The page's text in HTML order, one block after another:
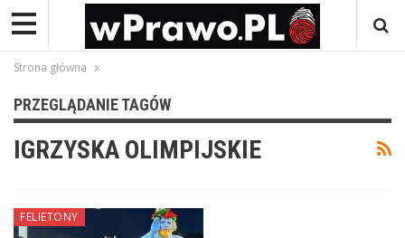
Strona główna
PRZEGLĄDANIE TAGÓW
IGRZYSKA OLIMPIJSKIE
FELIETONY